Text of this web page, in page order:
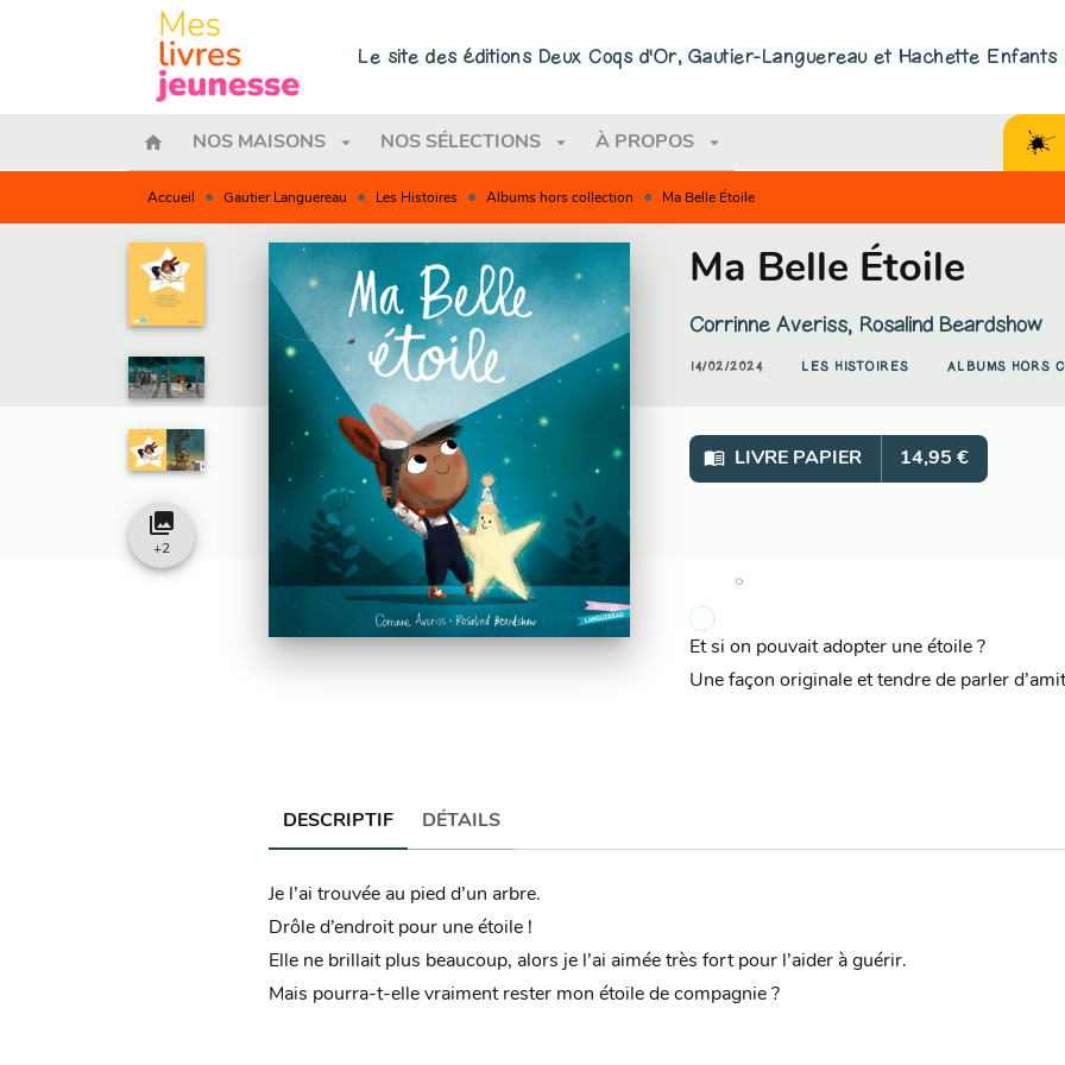
MENU
Le site des éditions Deux Coqs d'Or, Gautier-Languereau et Hachette Enfants
home NOS MAISONS arrow_drop_down NOS SÉLECTIONS arrow_drop_down À PROPOS arrow_drop_down
Accueil • Gautier Languereau • Les Histoires • Albums hors collection • Ma Belle Étoile
Ma Belle Étoile
Corrinne Averiss, Rosalind Beardshow
14/02/2024 LES HISTOIRES ALBUMS HORS
menu_book LIVRE PAPIER 14,95 €
Et si on pouvait adopter une étoile ?
Une façon originale et tendre de parler
collections
+2
DESCRIPTIF DÉTAILS
Je l’ai trouvée au pied d’un arbre.
Drôle d’endroit pour une étoile !
Elle ne brillait plus beaucoup, alors je l’ai aimée très fort pour l’aider à guérir.
Mais pourra-t-elle vraiment rester mon étoile de compagnie ?